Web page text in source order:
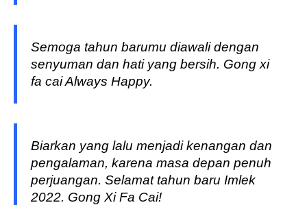
Semoga tahun barumu diawali dengan
senyuman dan hati yang bersih. Gong xi
fa cai Always Happy.
Biarkan yang lalu menjadi kenangan dan
pengalaman, karena masa depan penuh
perjuangan. Selamat tahun baru Imlek
2022. Gong Xi Fa Cai!